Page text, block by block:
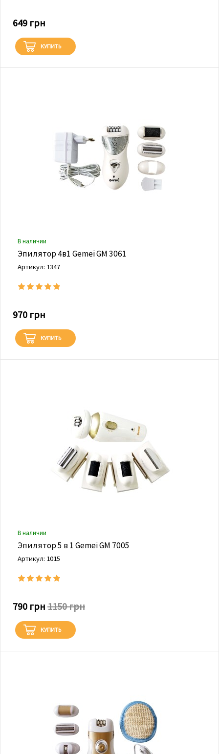
649 грн
КУПИТЬ
В наличии
Эпилятор 4в1 Gemei GM 3061
Артикул: 1347
970 грн
КУПИТЬ
В наличии
Эпилятор 5 в 1 Gemei GM 7005
Артикул: 1015
790 грн 1150 грн
КУПИТЬ